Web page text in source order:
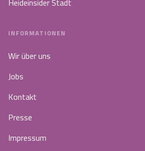
Heideinsider Stadt
INFORMATIONEN
Wir über uns
Jobs
Kontakt
Presse
Impressum